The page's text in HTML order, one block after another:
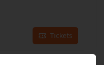
Tickets